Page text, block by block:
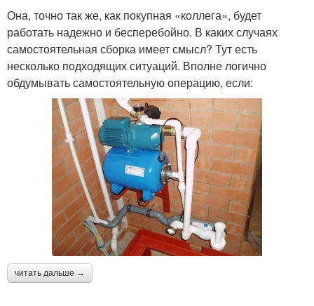
Она, точно так же, как покупная «коллега», будет
работать надежно и бесперебойно. В каких случаях
самостоятельная сборка имеет смысл? Тут есть
несколько подходящих ситуаций. Вполне логично
обдумывать самостоятельную операцию, если:
читать дальше →